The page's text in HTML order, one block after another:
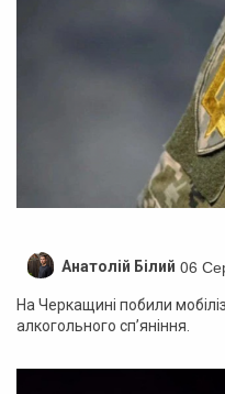
Анатолій Білий 06
На Черкащині побили
алкогольного сп’яніння.